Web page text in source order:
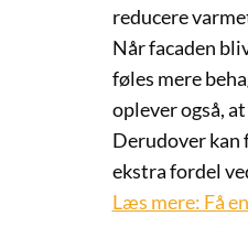
reducere
Når facaden
føles mere
oplever også,
Derudover kan
ekstra fordel
Læs mere: Få